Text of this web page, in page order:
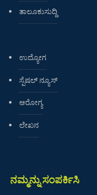
ತಾಲೂಕುಸುದ್ದಿ
ಉದ್ಯೋಗ
ಸ್ಪೆಷಲ್ ನ್ಯೂಸ್
ಆರೋಗ್ಯ
ಲೇಖನ
ನಮ್ಮನ್ನು ಸಂಪರ್ಕಿಸಿ